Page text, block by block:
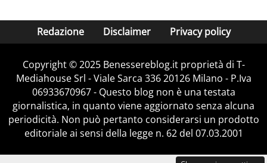
Redazione Disclaimer Privacy policy
Copyright © 2025 Benessereblog.it proprietà di T-
Mediahouse Srl - Viale Sarca 336 20126 Milano - P.Iva
06933670967 - Questo blog non è una testata
giornalistica, in quanto viene aggiornato senza alcuna
periodicità. Non può pertanto considerarsi un prodotto
editoriale ai sensi della legge n. 62 del 07.03.2001